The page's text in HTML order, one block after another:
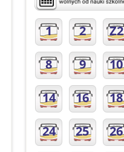
1 2 Z2
8 9 10
14 16 18
24 25 26